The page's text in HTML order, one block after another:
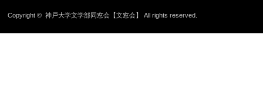
Copyright ©神戸大学文学部同窓会【文窓会】 All rights reserved.